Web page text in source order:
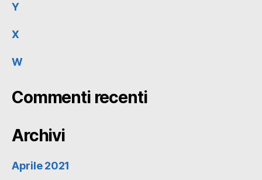
Y
X
W
Commenti recenti
Archivi
Aprile 2021